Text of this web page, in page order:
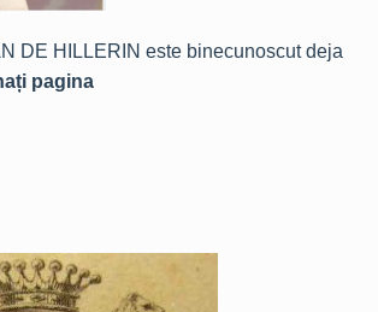
DE HILLERIN este binecunoscut deja
pagina